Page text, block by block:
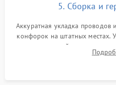
5. Сборка и
Аккуратная укладка
конфорок на штатных местах.
проверкой
термостойкого герметика